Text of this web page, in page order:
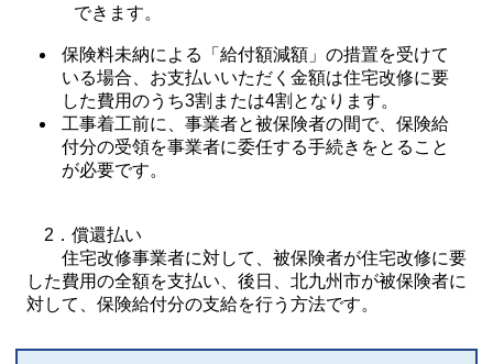
できます。
保険料未納による「給付額減額」の措置を受けて
いる場合、お支払いいただく金額は住宅改修に要
した費用のうち3割または4割となります。
​工事着工前に、事業者と被保険者の間で、保険給
付分の受領を事業者に委任する手続きをとること
が必要です。
​ 2．償還払い​
住宅改修事業者に対して、被保険者が住宅改修に要
した費用の全額を支払い、後日、北九州市が被保険者に
対して、保険給付分の支給を行う方法です。